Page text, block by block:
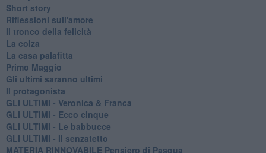
Short story
Riflessioni sull'amore
Il tronco della felicità
La colza
La casa palafitta
Primo Maggio
Gli ultimi saranno ultimi
Il protagonista
GLI ULTIMI - Veronica & Franca
GLI ULTIMI - Ecco cinque
GLI ULTIMI - Le babbucce
GLI ULTIMI - Il senzatetto
MATERIA RINNOVABILE Pensiero di Pasqua